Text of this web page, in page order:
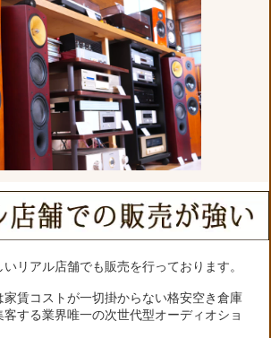
リアル店舗でも販売を行っております。
家賃コストが一切掛からない格安空き倉庫
する業界唯一の次世代型オーディオショ